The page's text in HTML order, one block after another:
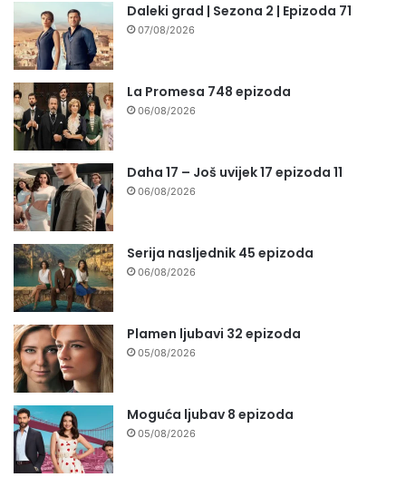
Daleki grad | Sezona 2 | Epizoda 71
07/08/2026
La Promesa 748 epizoda
06/08/2026
Daha 17 – Još uvijek 17 epizoda 11
06/08/2026
Serija nasljednik 45 epizoda
06/08/2026
Plamen ljubavi 32 epizoda
05/08/2026
Moguća ljubav 8 epizoda
05/08/2026